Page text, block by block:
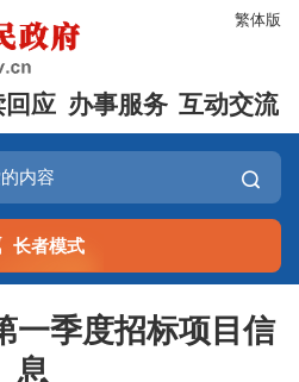
繁体版
回应 办事服务 互动交流
长者模式
一季度招标项目信
息